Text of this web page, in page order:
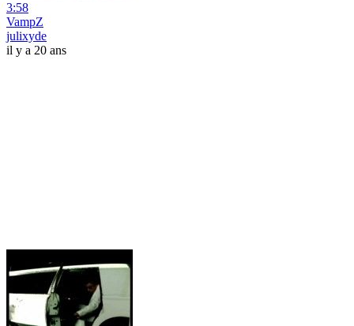
3:58
VampZ
julixyde
il y a 20 ans